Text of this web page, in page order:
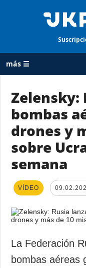
más ☰
TODAS LAS
Guerra
Reconstrucción
de Ucrania
Política
Economía
Defensa
Cultura
Deportes
Zelensky:
bombas
drones y
sobre
semana
VÍDEO
La Federación
bombas aéreas